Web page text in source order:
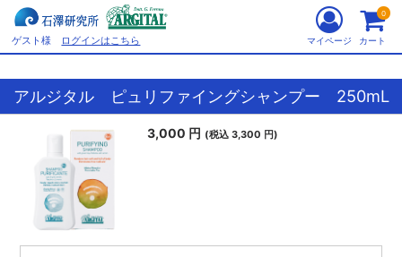
ゲスト様 ログインはこちら マイページ カート
0
アルジタル ピュリファイングシャンプー 250mL
3,000 円 (税込 3,300 円)